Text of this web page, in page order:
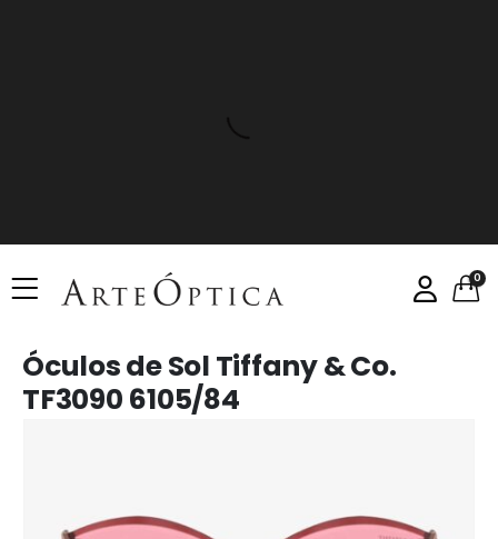
0
Óculos de Sol Tiffany & Co.
TF3090 6105/84